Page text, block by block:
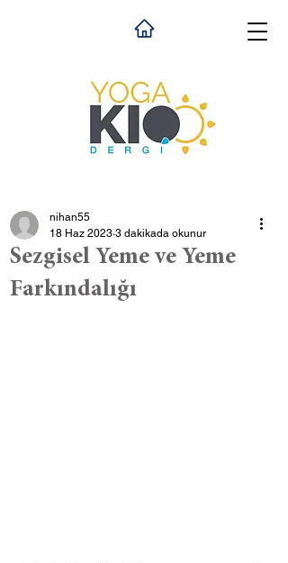
Sezgisel Yeme ve Yeme
Farkındalığı
nihan55
18 Haz 2023 3 dakikada okunur